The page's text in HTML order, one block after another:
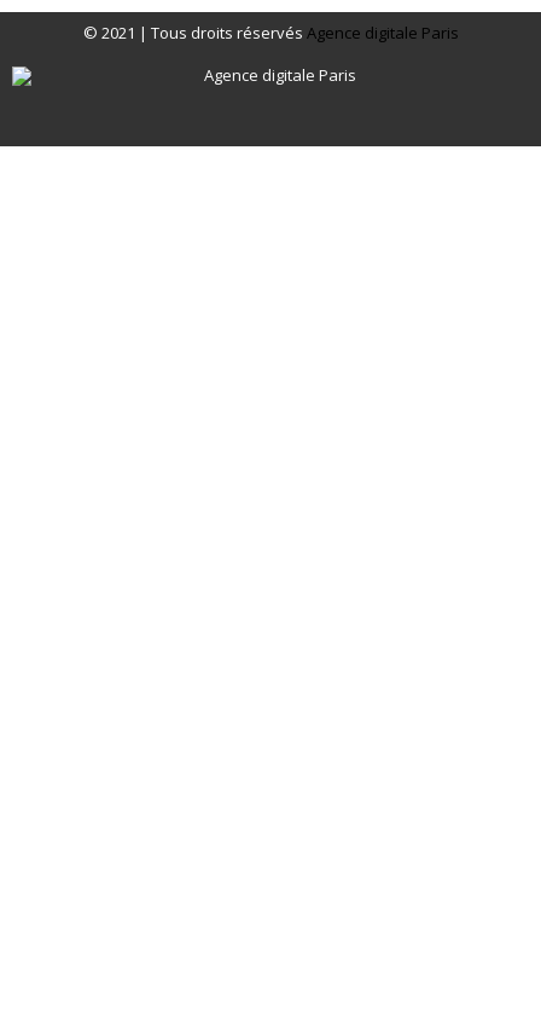
© 2021 | Tous droits réservés Agence digitale Paris